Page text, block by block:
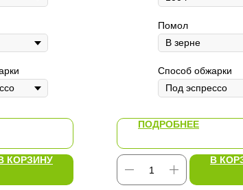
КОРЗИНУ
Помол
Способ обжарки
ПОДРОБНЕЕ
В